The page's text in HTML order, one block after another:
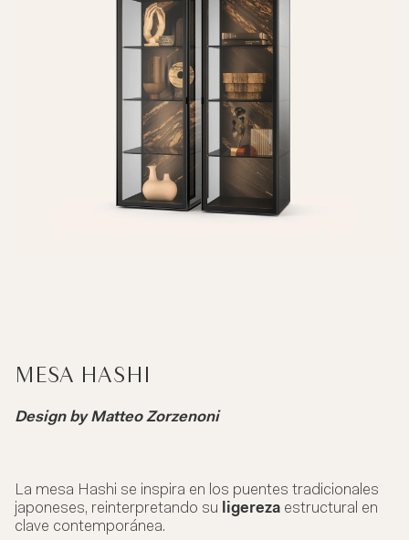
MESA HASHI
Design by Matteo Zorzenoni
La mesa Hashi se inspira en los puentes tradicionales
japoneses, reinterpretando su
ligereza estructural en
clave contemporánea.